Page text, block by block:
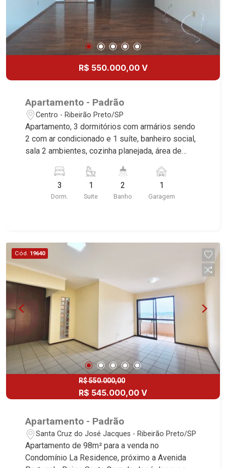
R$ 550.000,00 V
Apartamento - Padrão
Centro - Ribeirão Preto/SP
Apartamento, 3 dormitórios com armários sendo
2 com ar condicionado e 1 suíte, banheiro social,
sala 2 ambientes, cozinha planejada, área de
vaga coberta, excelente localização, próximo ao
Shopping Santa Úrsula. * Imóvel alugado, ideal
para renda.*
3
Dorm.
1
Suite
2
Banho
1
Garagem
Cód. 19640
R$ 550.000,00
R$ 545.000,00 V
Apartamento - Padrão
Santa Cruz do José Jacques - Ribeirão Preto/SP
Apartamento de 98m² para a venda no
Condomínio La Residence, próximo a Avenida